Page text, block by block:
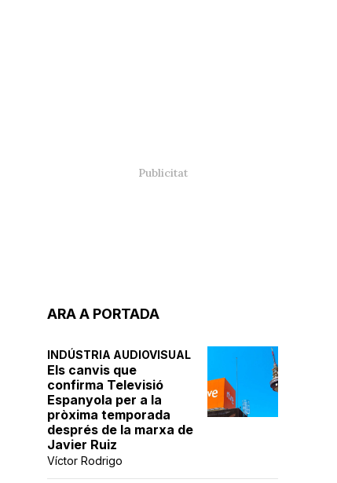
ARA A PORTADA
INDÚSTRIA AUDIOVISUAL
Els canvis que
confirma Televisió
Espanyola per a la
pròxima temporada
després de la marxa de
Javier Ruiz
Víctor Rodrigo